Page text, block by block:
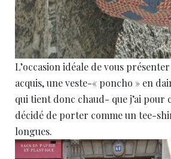
L’occasion idéale de vous
acquis, une veste-« poncho » en
qui tient donc chaud- que j’ai pour
décidé de porter comme un tee-
longues.